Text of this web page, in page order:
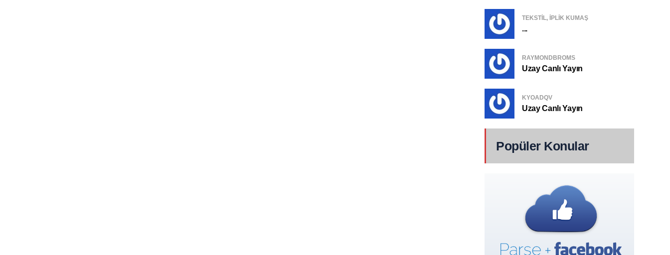
TEKSTIL, IPLIK KUMAŞ
...
RAYMONDBROMS
Uzay Canlı Yayın
KYOADQV
Uzay Canlı Yayın
Popüler Konular